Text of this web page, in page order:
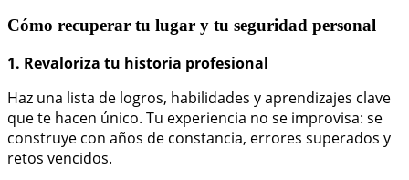
Cómo recuperar tu lugar y tu seguridad personal
1. Revaloriza tu historia profesional
Haz una lista de logros, habilidades y aprendizajes clave
que te hacen único. Tu experiencia no se improvisa: se
construye con años de constancia, errores superados y
retos vencidos.